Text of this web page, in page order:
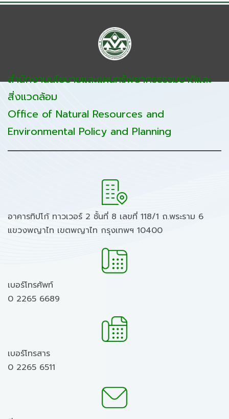
สำนักงานนโยบายและแผนทรัพยากรธรรมชาติและ
สิ่งแวดล้อม
Office of Natural Resources and
Environmental Policy and Planning
อาคารทิปโก้ ทาวเวอร์ 2 ชั้นที่ 8 เลขที่ 118/1 ถ.พระราม 6
แขวงพญาไท เขตพญาไท กรุงเทพฯ 10400
เบอร์โทรศัพท์
0 2265 6689
เบอร์โทรสาร
0 2265 6511